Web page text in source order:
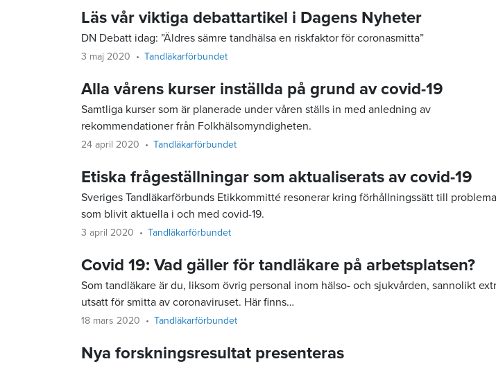
Läs vår viktiga debattartikel i Dagens Nyheter
DN Debatt idag: ”Äldres sämre tandhälsa en riskfaktor för coronasmitta”
3 maj 2020 Tandläkarförbundet
Alla vårens kurser inställda på grund av covid-19
Samtliga kurser som är planerade under våren ställs in med anledning av
rekommendationer från Folkhälsomyndigheten.
24 april 2020 Tandläkarförbundet
Etiska frågeställningar som aktualiserats av covid-19
Sveriges Tandläkarförbunds Etikkommitté resonerar kring förhållningssätt till
som blivit aktuella i och med covid-19.
3 april 2020 Tandläkarförbundet
Covid 19: Vad gäller för tandläkare på arbetsplatsen?
Som tandläkare är du, liksom övrig personal inom hälso- och sjukvården, sannolikt
utsatt för smitta av coronaviruset. Här finns…
18 mars 2020 Tandläkarförbundet
Nya forskningsresultat presenteras